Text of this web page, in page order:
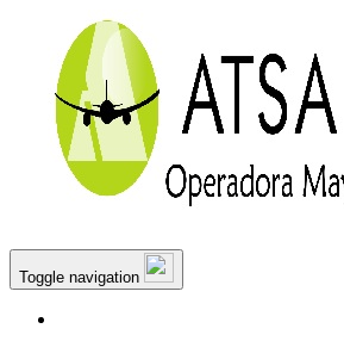
Toggle navigation